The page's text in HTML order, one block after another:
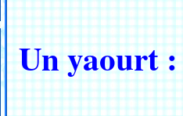
Un yaourt :